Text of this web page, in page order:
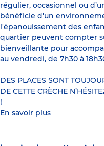
régulier, occasionnel ou
bénéficie d'un
l'épanouissement des
quartier peuvent compter
bienveillante pour
au vendredi, de 7h30 à
DES PLACES SONT
DE CETTE CRÈCHE
!
En savoir plus